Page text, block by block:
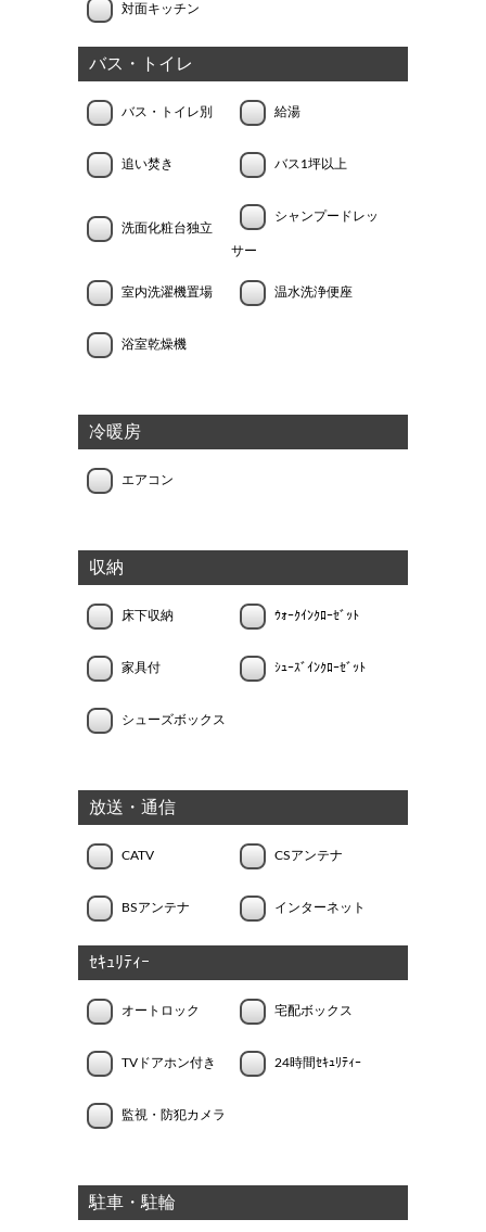
対面キッチン
バス・トイレ
バス・トイレ別 給湯
追い焚き バス1坪以上
洗面化粧台独立
シャンプードレッ
サー
室内洗濯機置場 温水洗浄便座
浴室乾燥機
冷暖房
エアコン
収納
床下収納 ｳｫｰｸｲﾝｸﾛｰｾﾞｯﾄ
家具付 ｼｭｰｽﾞｲﾝｸﾛｰｾﾞｯﾄ
シューズボックス
放送・通信
CATV CSアンテナ
BSアンテナ インターネット
ｾｷｭﾘﾃｨｰ
オートロック 宅配ボックス
TVドアホン付き 24時間ｾｷｭﾘﾃｨｰ
監視・防犯カメラ
駐車・駐輪